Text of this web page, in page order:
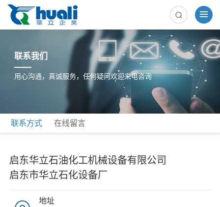
联系我们
用心沟通，真诚服务，任何疑问欢迎来电咨询
联系方式 在线留言
启东华立石油化工机械设备有限公司
启东市华立石化设备厂
地址